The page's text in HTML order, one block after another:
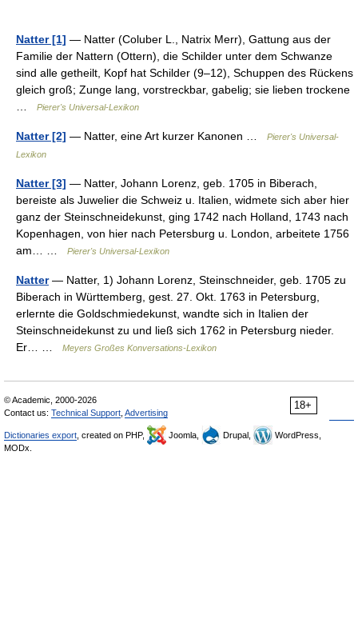
Natter [1] — Natter (Coluber L., Natrix Merr), Gattung aus der
Familie der Nattern (Ottern), die Schilder unter dem Schwanze
sind alle getheilt, Kopf hat Schilder (9–12), Schuppen des Rückens
gleich groß; Zunge lang, vorstreckbar, gabelig; sie lieben trockene
Pierer's Universal-Lexikon
Natter [2] — Natter, eine Art kurzer Kanonen …
Pierer's Universal-
Lexikon
Natter [3] — Natter, Johann Lorenz, geb. 1705 in Biberach,
bereiste als Juwelier die Schweiz u. Italien, widmete sich aber hier
ganz der Steinschneidekunst, ging 1742 nach Holland, 1743 nach
Kopenhagen, von hier nach Petersburg u. London, arbeitete 1756
am… …
Pierer's Universal-Lexikon
Natter— Natter, 1) Johann Lorenz, Steinschneider, geb. 1705 zu
Biberach in Württemberg, gest. 27. Okt. 1763 in Petersburg,
erlernte die Goldschmiedekunst, wandte sich in Italien der
Steinschneidekunst zu und ließ sich 1762 in Petersburg nieder.
Er… …
Meyers Großes Konversations-Lexikon
18+
© Academic, 2000-2026
Contact us: Technical Support Advertising
Dictionaries export , created on PHP, Joomla, Drupal,
WordPress,
MODx.